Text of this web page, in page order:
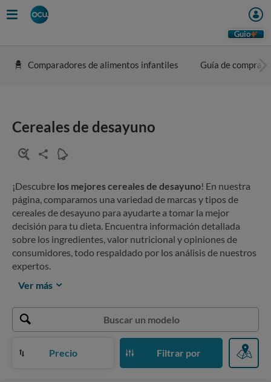
Guio
Comparadores de alimentos infantiles Guía de compra
Cereales de desayuno
¡Descubre los mejores cereales de desayuno! En nuestra
página, comparamos una variedad de marcas y tipos de
cereales de desayuno para ayudarte a tomar la mejor
decisión para tu dieta. Encuentra información detallada
sobre los ingredientes, valor nutricional y opiniones de
consumidores, todo respaldado por los análisis de nuestros
expertos.
Ver más
Precio Filtrar por